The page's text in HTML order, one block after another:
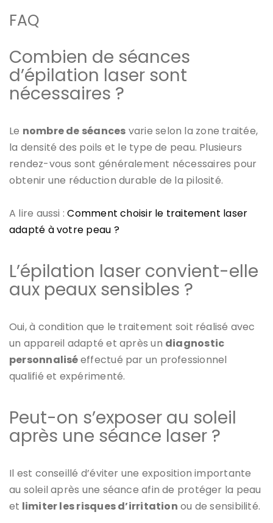
FAQ
Combien de séances
d’épilation laser sont
nécessaires ?
Le nombre de séances varie selon la zone traitée,
la densité des poils et le type de peau. Plusieurs
rendez-vous sont généralement nécessaires pour
obtenir une réduction durable de la pilosité.
A lire aussi :Comment choisir le traitement laser
adapté à votre peau ?
L’épilation laser convient-elle
aux peaux sensibles ?
Oui, à condition que le traitement soit réalisé avec
un appareil adapté et après un diagnostic
personnaliséeffectué par un professionnel
qualifié et expérimenté.
Peut-on s’exposer au soleil
après une séance laser ?
Il est conseillé d’éviter une exposition importante
au soleil après une séance afin de protéger la peau
et limiter les risques d’irritation ou de sensibilité.